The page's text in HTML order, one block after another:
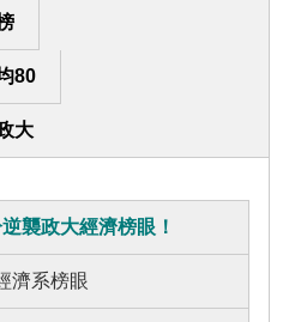
80
大
襲政大經濟榜眼！
濟系榜眼